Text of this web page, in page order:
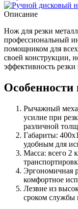
Описание
Нож для резки
профессиональный
помощником для
своей конструкции,
эффективность
Особенности
Рычажный
усилие при
различной
Габариты:
удобным для
Масса: всего 2
Эргономичная
комфортное
Лезвие из
сроком службы